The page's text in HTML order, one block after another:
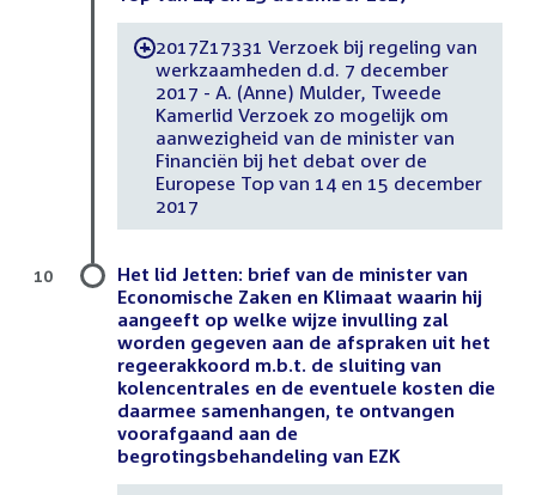
-2017Z17331 Verzoek bij regeling van
werkzaamheden d.d. 7 december
2017 - A. (Anne) Mulder, Tweede
Kamerlid Verzoek zo mogelijk om
aanwezigheid van de minister van
Financiën bij het debat over de
Europese Top van 14 en 15 december
2017
Het lid Jetten: brief van de minister van
Economische Zaken en Klimaat waarin hij
aangeeft op welke wijze invulling zal
worden gegeven aan de afspraken uit het
regeerakkoord m.b.t. de sluiting van
kolencentrales en de eventuele kosten die
daarmee samenhangen, te ontvangen
voorafgaand aan de
begrotingsbehandeling van EZK
10